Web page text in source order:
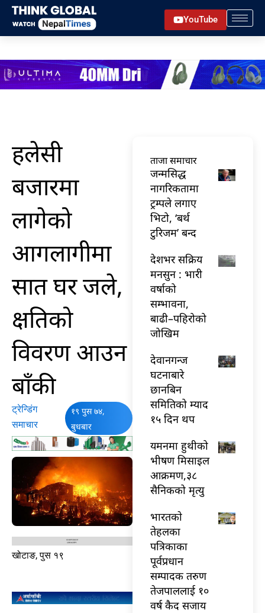
Skip
content
YouTube
​हलेसी
बजारमा
लागेको
आगलागीमा
सात घर जले,
क्षतिको
विवरण आउन
बाँकी
ट्रेन्डिंग
समाचार
१९ पुस ७४,
बुधबार
खोटाङ, पुस १९
ताजा समाचार
जन्मसिद्ध
नागरिकतामा
ट्रम्पले लगाए
भिटो, ‘बर्थ
टुरिजम’ बन्द
देशभर सक्रिय
मनसुन : भारी
वर्षाको
सम्भावना,
बाढी–पहिरोको
जोखिम
देवानगन्ज
घटनाबारे
छानबिन
समितिको म्याद
१५ दिन थप
यमनमा हुथीको
भीषण मिसाइल
आक्रमण,३८
सैनिकको मृत्यु
भारतकाे
तेहलका
पत्रिकाका
पूर्वप्रधान
सम्पादक तरुण
तेजपाललाई १०
वर्ष कैद सजाय